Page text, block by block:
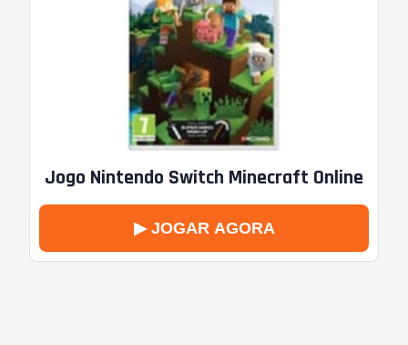
Jogo Nintendo Switch Minecraft Online
▶ JOGAR AGORA